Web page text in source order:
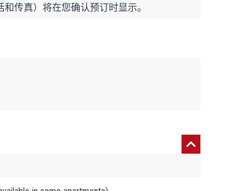
传真）将在您确认预订时显示。